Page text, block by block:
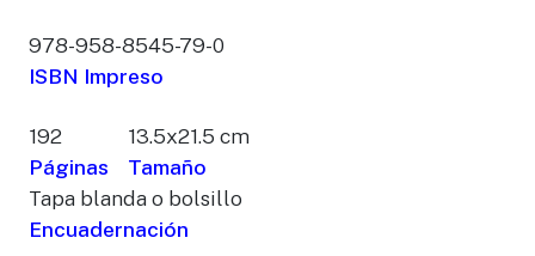
978-958-8545-79-0
ISBN Impreso
192
Páginas
13.5x21.5 cm
Tamaño
Tapa blanda o bolsillo
Encuadernación